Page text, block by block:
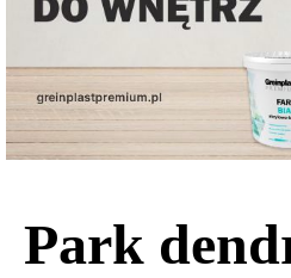
Park